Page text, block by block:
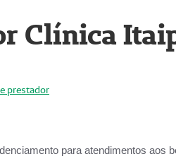
Clínica
prestador
para atendimentos aos